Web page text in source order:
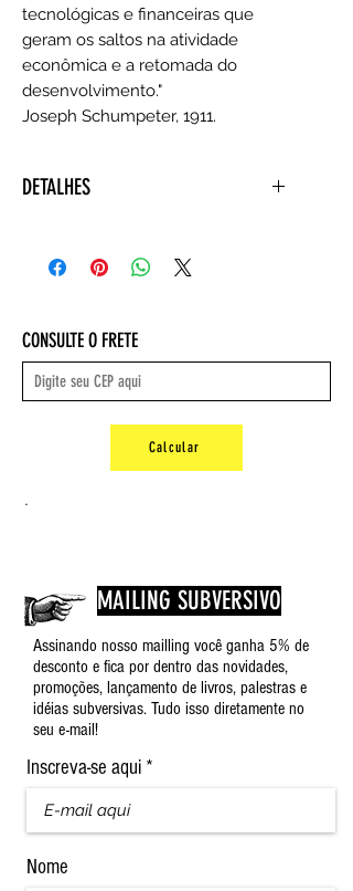
tecnológicas e financeiras que
geram os saltos na atividade
econômica e a retomada do
desenvolvimento."
Joseph Schumpeter, 1911.
DETALHES
1 janeiro 2008
Idioma ‏ : ‎ Português
ISBN-10 ‏ : ‎ 8590865800
ISBN-13 ‏ : ‎ 978-8590865803
Peso: 0,58 kg
CONSULTE O FRETE
Calcular
.
MAILING SUBVERSIVO
Assinando nosso mailling você ganha 5% de
desconto e fica por dentro das novidades,
promoções, lançamento de livros, palestras e
idéias subversivas. Tudo isso diretamente no
seu e-mail!
Inscreva-se aqui
Nome